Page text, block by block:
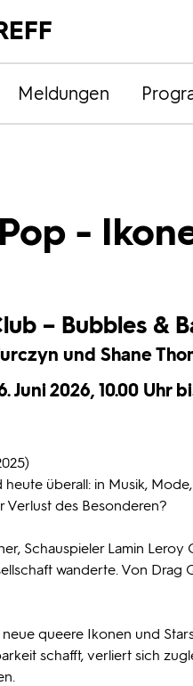
Meldungen
-
– Bubbles &
und Shane
Juni 2026, 10.00 Uhr
überall: in Musik,
Verlust des Besonderen?
Schauspieler Lamin
wanderte. Von Drag
queere Ikonen und
schafft, verliert sich